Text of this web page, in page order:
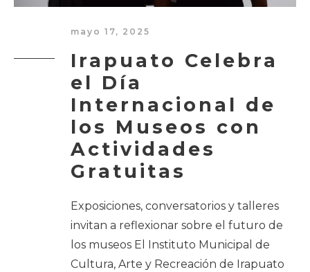
mayo 17, 2025
Irapuato Celebra
el Día
Internacional de
los Museos con
Actividades
Gratuitas
Exposiciones, conversatorios y talleres
invitan a reflexionar sobre el futuro de
los museos El Instituto Municipal de
Cultura, Arte y Recreación de Irapuato